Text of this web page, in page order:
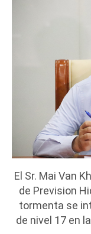
El Sr. Mai Van
de Prevision
tormenta se
de nivel 17 en